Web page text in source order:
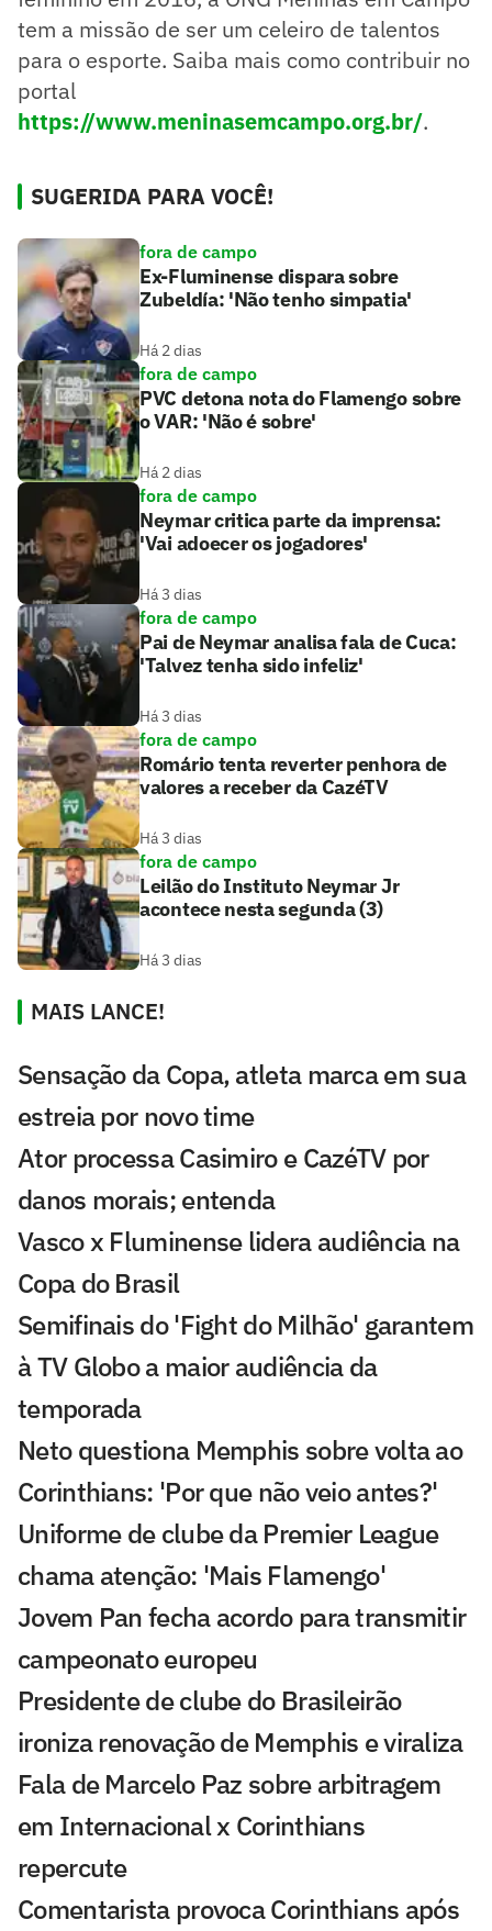
tem a missão de ser um celeiro de talentos
para o esporte. Saiba mais como contribuir no
portal
https://www.meninasemcampo.org.br/.
SUGERIDA PARA VOCÊ!
fora de campo
Ex-Fluminense dispara sobre
Zubeldía: 'Não tenho simpatia'
Há 2 dias
fora de campo
PVC detona nota do Flamengo sobre
o VAR: 'Não é sobre'
Há 2 dias
fora de campo
Neymar critica parte da imprensa:
'Vai adoecer os jogadores'
Há 3 dias
fora de campo
Pai de Neymar analisa fala de Cuca:
'Talvez tenha sido infeliz'
Há 3 dias
fora de campo
Romário tenta reverter penhora de
valores a receber da CazéTV
Há 3 dias
fora de campo
Leilão do Instituto Neymar Jr
acontece nesta segunda (3)
Há 3 dias
MAIS LANCE!
Sensação da Copa, atleta marca em sua
estreia por novo time
Ator processa Casimiro e CazéTV por
danos morais; entenda
Vasco x Fluminense lidera audiência na
Copa do Brasil
Semifinais do 'Fight do Milhão' garantem
à TV Globo a maior audiência da
temporada
Neto questiona Memphis sobre volta ao
Corinthians: 'Por que não veio antes?'
Uniforme de clube da Premier League
chama atenção: 'Mais Flamengo'
Jovem Pan fecha acordo para transmitir
campeonato europeu
Presidente de clube do Brasileirão
ironiza renovação de Memphis e viraliza
Fala de Marcelo Paz sobre arbitragem
em Internacional x Corinthians
repercute
Comentarista provoca Corinthians após